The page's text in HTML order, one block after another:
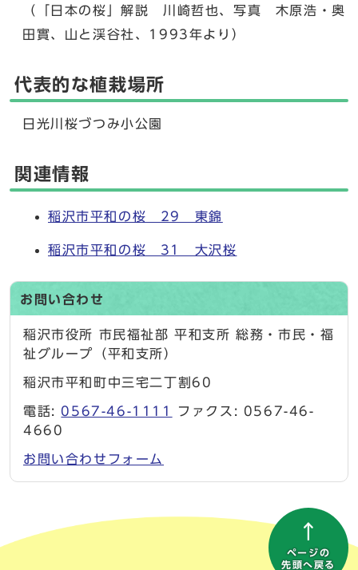
（「日本の桜」解説 川崎哲也、写真 木原浩・奥
田實、山と渓谷社、1993年より）
代表的な植栽場所
日光川桜づつみ小公園
関連情報
稲沢市平和の桜 29 東錦
稲沢市平和の桜 31 大沢桜
お問い合わせ
稲沢市役所 市民福祉部 平和支所 総務・市民・福
祉グループ（平和支所）
稲沢市平和町中三宅二丁割60
電話: 0567-46-1111
ファクス: 0567-46-
4660
お問い合わせフォーム
ページの
先頭へ戻る